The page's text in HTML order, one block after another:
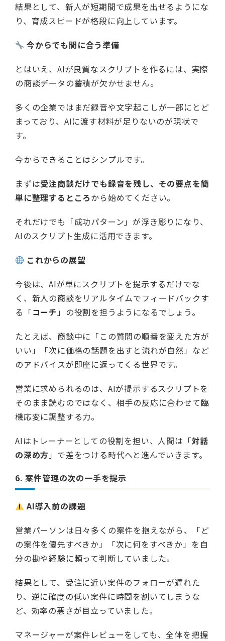
結果として、新人が短期間で成果を出せるようにな
り、育成スピードが格段に向上しています。
今からでも間に合う準備
とはいえ、AIが良質なスクリプトを作るには、実際
の商談データの蓄積が欠かせません。
多くの企業ではまだ録音や文字起こしが一部にとど
まっており、AIに渡す材料が足りないのが現状で
す。
今からできることはシンプルです。
まずは受注商談だけでも録音を残し、その要点を簡
単に整理するところから始めてください。
それだけでも「成功パターン」が浮き彫りになり、
AIのスクリプト生成に活用できます。
これからの展望
今後は、AIが単にスクリプトを提示するだけでな
く、新人の商談をリアルタイムでフィードバックす
る「コーチ 」の役割を担うようになるでしょう。
たとえば、商談中に「この質問の順番を変えた方が
いい」「次に価格の話題を出すと流れが自然」など
のアドバイスが即座に返ってくる世界です。
営業に求められるのは、AIが提示するスクリプトを
そのまま読むのではなく、相手の反応に合わせて臨
機応変に調整する力。
AIはトレーナーとしての役割を担い、人間は「対話
の深め方 」で差をつける時代へと進んでいきます。
6. 案件管理の次の一手を提示
AI導入前の課題
営業パーソンは日々多くの案件を抱えながら、「ど
の案件を優先すべきか」「次に何をすべきか」を自
分の勘や経験に頼って判断していました。
結果として、受注に近い案件のフォローが遅れた
り、逆に確度の低い案件に時間を割いてしまうな
ど、効率の悪さが目立っていました。
マネージャーが案件レビューをしても、全体を把握